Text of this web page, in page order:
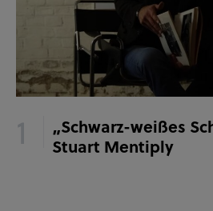
„Schwarz-weißes
Stuart Mentiply